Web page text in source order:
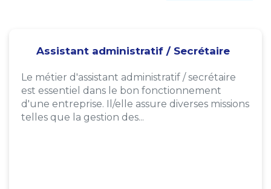
Assistant administratif / Secrétaire
Le métier d'assistant administratif / secrétaire
est essentiel dans le bon fonctionnement
d'une entreprise. Il/elle assure diverses missions
telles que la gestion des...